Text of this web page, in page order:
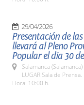
29/04/2026
Presentación de
llevará al Pleno
Popular el día 30
Salamanca (Salamanca)
LUGAR Sala de
Hora: 10:00 h.